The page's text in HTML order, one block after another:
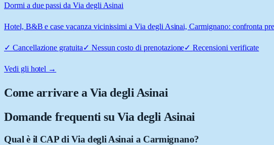
Dormi a due passi da Via degli Asinai
Hotel, B&B e case vacanza vicinissimi a Via degli Asinai, Carmignano: confronta
✓ Cancellazione gratuita✓ Nessun costo di prenotazione✓Recensioni verificate
Vedi gli hotel →
Come arrivare aVia degli Asinai
Domande frequenti su Via degli Asinai
Qual è il CAP di Via degli Asinai a Carmignano?